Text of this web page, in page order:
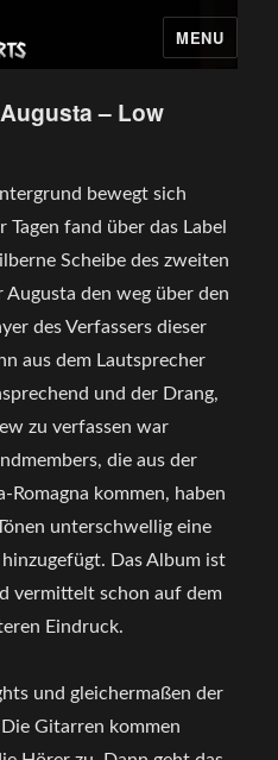
MENU
– Low
bewegt sich
fand über das Label
Scheibe des zweiten
den weg über den
des Verfassers dieser
aus dem Lautsprecher
und der Drang,
zu verfassen war
die aus der
Romagna kommen, haben
unterschwellig eine
Das Album ist
vermittelt schon auf dem
Eindruck.
und gleichermaßen der
Gitarren kommen